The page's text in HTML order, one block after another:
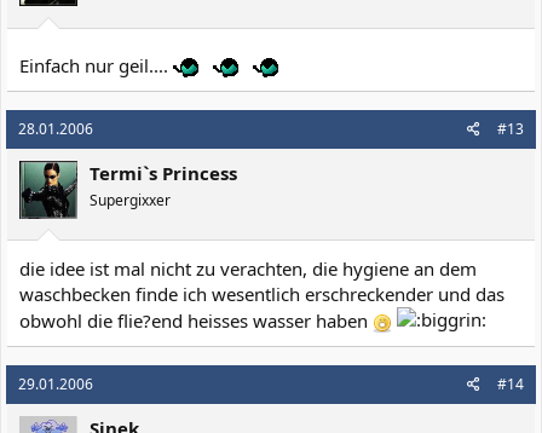
Einfach nur geil....
28.01.2006 #13
Termi`s Princess
Supergixxer
die idee ist mal nicht zu verachten, die hygiene an dem
waschbecken finde ich wesentlich erschreckender und das
obwohl die flie?end heisses wasser haben
29.01.2006 #14
Sinek